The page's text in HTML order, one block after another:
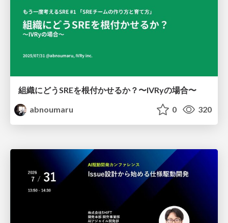
組織にどうSREを根付かせるか？〜IVRyの場合〜
abnoumaru
0 320